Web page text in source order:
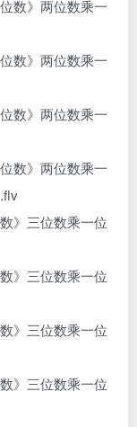
数》两位数乘一
数》两位数乘一
数》两位数乘一
数》两位数乘一
》三位数乘一位
》三位数乘一位
》三位数乘一位
》三位数乘一位